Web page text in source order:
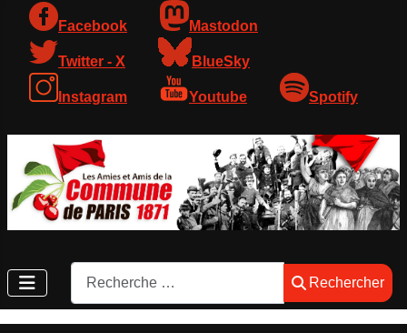
Facebook Mastodon
Twitter - X BlueSky
Instagram Youtube Spotify
Rechercher
Rechercher